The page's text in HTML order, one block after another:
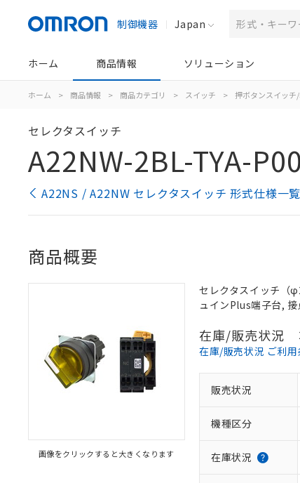
制御機器 Japan
ホーム 商品情報 ソリューション
ホーム > 商品情報 > 商品カテゴリ > スイッチ > 押ボタンスイッチ
セレクタスイッチ
A22NW-2BL-TYA-
A22NS / A22NW セレクタスイッチ 形式仕様一覧
商品概要
画像をクリックすると大きくなります
セレクタスイッチ（
ュインPlus端子台,
在庫/販売状況
在庫/販売状況 ご利用
販売状況
機種区分
在庫状況